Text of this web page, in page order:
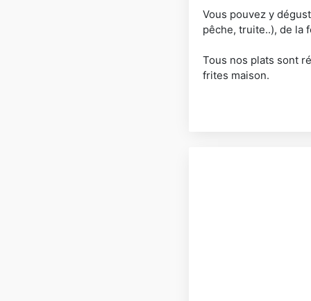
Vous pouvez y
pêche, truite..), de la
Tous nos plats sont
frites maison.